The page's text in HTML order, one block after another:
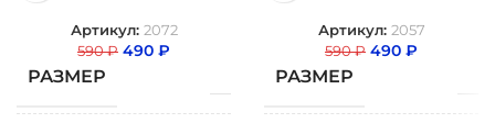
Артикул: 2072
590₽ 490 ₽
РАЗМЕР
Артикул: 2057
590₽ 490 ₽
РАЗМЕР